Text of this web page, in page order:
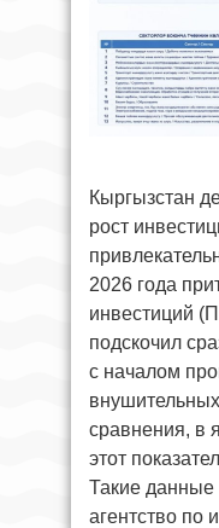
Кыргызстан
рост
2026 года
инвестиций
подскочил
с началом
сравнения, в
этот
Такие
агентство по